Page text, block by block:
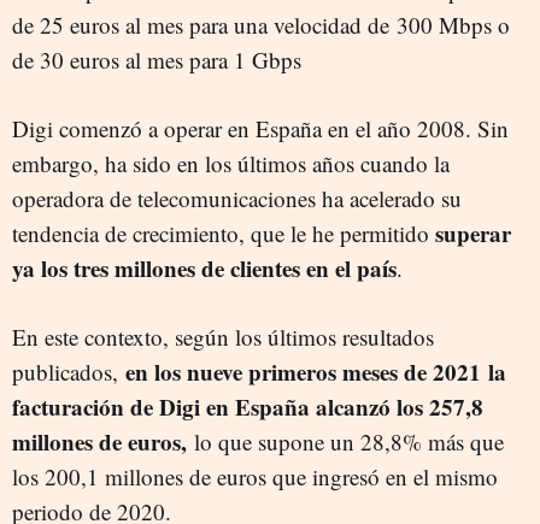
de 25 euros al mes para una velocidad de 300 Mbps o
de 30 euros al mes para 1 Gbps
Digi comenzó a operar en España en el año 2008. Sin
embargo, ha sido en los últimos años cuando la
operadora de telecomunicaciones ha acelerado su
tendencia de crecimiento, que le he permitido superar
ya los tres millones de clientes en el país.
En este contexto, según los últimos resultados
publicados, en los nueve primeros meses de 2021 la
facturación de Digi en España alcanzó los 257,8
millones de euros, lo que supone un 28,8% más que
los 200,1 millones de euros que ingresó en el mismo
periodo de 2020.